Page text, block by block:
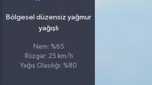
Bölgesel düzensiz yağmur
yağışlı
Nem: %65
Rüzgar: 25 km/h
Yağış Olasılığı: %80